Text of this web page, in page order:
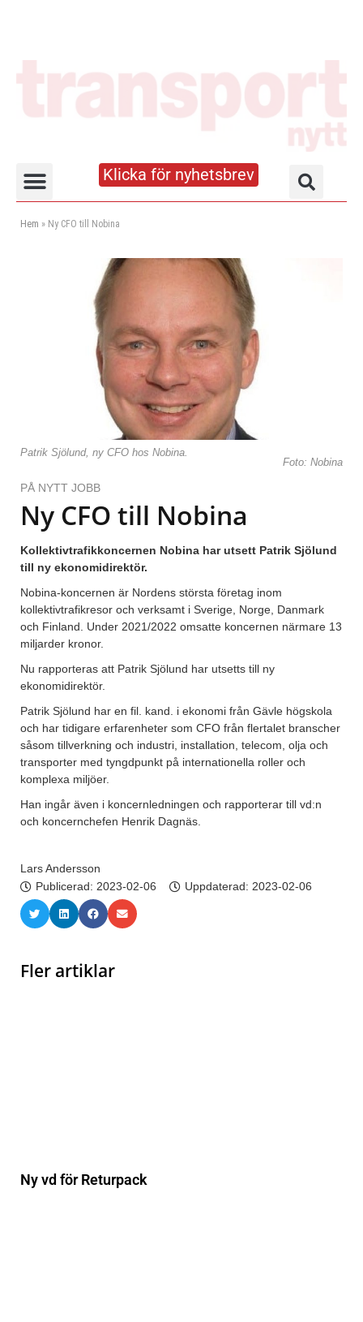
Klicka för nyhetsbrev
Hem » Ny CFO till Nobina
Patrik Sjölund, ny CFO hos Nobina.
Foto: Nobina
PÅ NYTT JOBB
Ny CFO till Nobina
Kollektivtrafikkoncernen Nobina har utsett Patrik Sjölund
till ny ekonomidirektör.
Nobina-koncernen är Nordens största företag inom
kollektivtrafikresor och verksamt i Sverige, Norge, Danmark
och Finland. Under 2021/2022 omsatte koncernen närmare 13
miljarder kronor.
Nu rapporteras att Patrik Sjölund har utsetts till ny
ekonomidirektör.
Patrik Sjölund har en fil. kand. i ekonomi från Gävle högskola
och har tidigare erfarenheter som CFO från flertalet branscher
såsom tillverkning och industri, installation, telecom, olja och
transporter med tyngdpunkt på internationella roller och
komplexa miljöer.
Han ingår även i koncernledningen och rapporterar till vd:n
och koncernchefen Henrik Dagnäs.
Lars Andersson
Publicerad: 2023-02-06 Uppdaterad: 2023-02-06
Fler artiklar
Ny vd för Returpack